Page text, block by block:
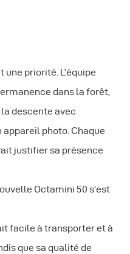
priorité. L’équipe
dans la forêt,
descente avec
photo. Chaque
justifier sa présence
Octamini 50 s’est
facile à transporter et à
que sa qualité de